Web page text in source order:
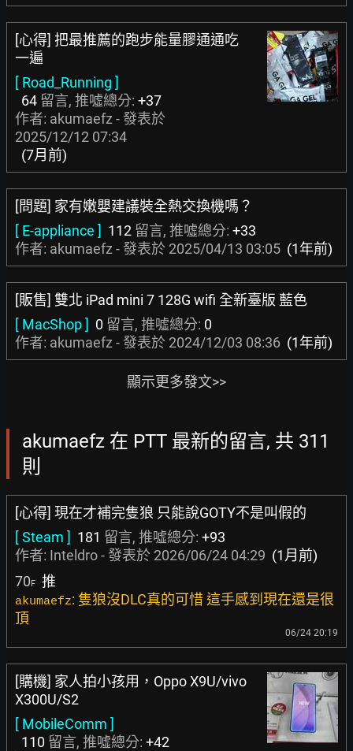
[心得] 把最推薦的跑步能量膠通通吃
一遍
[ Road_Running ]
64 留言, 推噓總分: +37
作者: akumaefz - 發表於
2025/12/12 07:34
(7月前)
[問題] 家有嫩嬰建議裝全熱交換機嗎？
[ E-appliance ] 112 留言, 推噓總分: +33
作者: akumaefz - 發表於 2025/04/13 03:05 (1年前)
[販售] 雙北 iPad mini 7 128G wifi 全新臺版 藍色
[ MacShop ] 0 留言, 推噓總分: 0
作者: akumaefz - 發表於 2024/12/03 08:36 (1年前)
顯示更多發文>>
akumaefz 在 PTT 最新的留言, 共 311
則
[心得] 現在才補完隻狼 只能說GOTY不是叫假的
[ Steam ] 181 留言, 推噓總分: +93
作者: Inteldro- 發表於 2026/06/24 04:29 (1月前)
70F 推
akumaefz: 隻狼沒DLC真的可惜 這手感到現在還是很
頂
06/24 20:19
[購機] 家人拍小孩用，Oppo X9U/vivo
X300U/S2
[ MobileComm ]
110 留言, 推噓總分: +42